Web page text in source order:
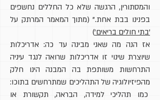
והמסתורין, הרגשה שלא כל החללים נחשפים
בפנינו בבת אחת." (מתוך המאמר המרתק על
'בתי חולים בריאים')
אז הנה מה שאני מבינה עד כה: אדריכלות
שיוצרת שינוי זו אדריכלות שרואה לנגד עיניה
התרחשות משותפת בה המבנה הינו חלק
מהפיזיולוגיה של התהליכים שמתרחשים בתוכו:
כמו תהליכי למידה, הבראה, תקשורת או